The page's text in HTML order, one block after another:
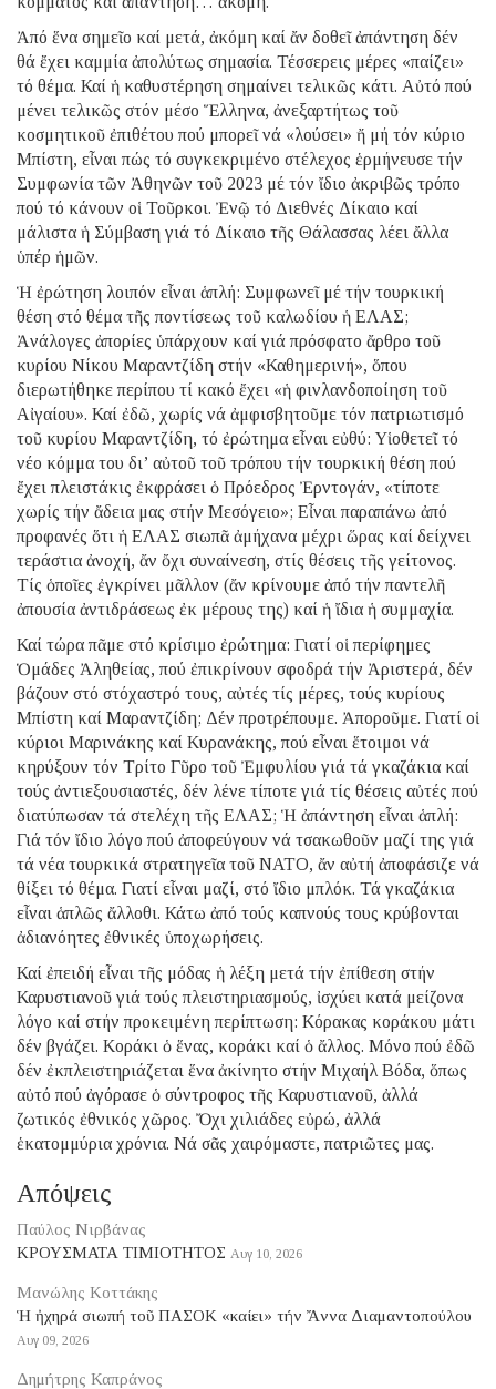
Ἀπό ἕνα σημεῖο καί μετά, ἀκόμη καί ἄν δοθεῖ ἀπάντηση δέν
θά ἔχει καμμία ἀπολύτως σημασία. Τέσσερεις μέρες «παίζει»
τό θέμα. Καί ἡ καθυστέρηση σημαίνει τελικῶς κάτι. Αὐτό πού
μένει τελικῶς στόν μέσο Ἕλληνα, ἀνεξαρτήτως τοῦ
κοσμητικοῦ ἐπιθέτου πού μπορεῖ νά «λούσει» ἤ μή τόν κύριο
Μπίστη, εἶναι πώς τό συγκεκριμένο στέλεχος ἑρμήνευσε τήν
Συμφωνία τῶν Ἀθηνῶν τοῦ 2023 μέ τόν ἴδιο ἀκριβῶς τρόπο
πού τό κάνουν οἱ Τοῦρκοι. Ἐνῷ τό Διεθνές Δίκαιο καί
μάλιστα ἡ Σύμβαση γιά τό Δίκαιο τῆς Θάλασσας λέει ἄλλα
ὑπέρ ἡμῶν.
Ἡ ἐρώτηση λοιπόν εἶναι ἁπλή: Συμφωνεῖ μέ τήν τουρκική
θέση στό θέμα τῆς ποντίσεως τοῦ καλωδίου ἡ ΕΛΑΣ;
Ἀνάλογες ἀπορίες ὑπάρχουν καί γιά πρόσφατο ἄρθρο τοῦ
κυρίου Νίκου Μαραντζίδη στήν «Καθημερινή», ὅπου
διερωτήθηκε περίπου τί κακό ἔχει «ἡ φινλανδοποίηση τοῦ
Αἰγαίου». Καί ἐδῶ, χωρίς νά ἀμφισβητοῦμε τόν πατριωτισμό
τοῦ κυρίου Μαραντζίδη, τό ἐρώτημα εἶναι εὐθύ: Υἱοθετεῖ τό
νέο κόμμα του δι’ αὐτοῦ τοῦ τρόπου τήν τουρκική θέση πού
ἔχει πλειστάκις ἐκφράσει ὁ Πρόεδρος Ἐρντογάν, «τίποτε
χωρίς τήν ἄδεια μας στήν Μεσόγειο»; Εἶναι παραπάνω ἀπό
προφανές ὅτι ἡ ΕΛΑΣ σιωπᾶ ἀμήχανα μέχρι ὥρας καί δείχνει
τεράστια ἀνοχή, ἄν ὄχι συναίνεση, στίς θέσεις τῆς γείτονος.
Τίς ὁποῖες ἐγκρίνει μᾶλλον (ἄν κρίνουμε ἀπό τήν παντελῆ
ἀπουσία ἀντιδράσεως ἐκ μέρους της) καί ἡ ἴδια ἡ συμμαχία.
Καί τώρα πᾶμε στό κρίσιμο ἐρώτημα: Γιατί οἱ περίφημες
Ὁμάδες Ἀληθείας, πού ἐπικρίνουν σφοδρά τήν Ἀριστερά, δέν
βάζουν στό στόχαστρό τους, αὐτές τίς μέρες, τούς κυρίους
Μπίστη καί Μαραντζίδη; Δέν προτρέπουμε. Ἀποροῦμε. Γιατί οἱ
κύριοι Μαρινάκης καί Κυρανάκης, πού εἶναι ἕτοιμοι νά
κηρύξουν τόν Τρίτο Γῦρο τοῦ Ἐμφυλίου γιά τά γκαζάκια καί
τούς ἀντιεξουσιαστές, δέν λένε τίποτε γιά τίς θέσεις αὐτές πού
διατύπωσαν τά στελέχη τῆς ΕΛΑΣ; Ἡ ἀπάντηση εἶναι ἁπλή:
Γιά τόν ἴδιο λόγο πού ἀποφεύγουν νά τσακωθοῦν μαζί της γιά
τά νέα τουρκικά στρατηγεῖα τοῦ ΝΑΤΟ, ἄν αὐτή ἀποφάσιζε νά
θίξει τό θέμα. Γιατί εἶναι μαζί, στό ἴδιο μπλόκ. Τά γκαζάκια
εἶναι ἁπλῶς ἄλλοθι. Κάτω ἀπό τούς καπνούς τους κρύβονται
ἀδιανόητες ἐθνικές ὑποχωρήσεις.
Καί ἐπειδή εἶναι τῆς μόδας ἡ λέξη μετά τήν ἐπίθεση στήν
Καρυστιανοῦ γιά τούς πλειστηριασμούς, ἰσχύει κατά μείζονα
λόγο καί στήν προκειμένη περίπτωση: Κόρακας κοράκου μάτι
δέν βγάζει. Κοράκι ὁ ἕνας, κοράκι καί ὁ ἄλλος. Μόνο πού ἐδῶ
δέν ἐκπλειστηριάζεται ἕνα ἀκίνητο στήν Μιχαήλ Βόδα, ὅπως
αὐτό πού ἀγόρασε ὁ σύντροφος τῆς Καρυστιανοῦ, ἀλλά
ζωτικός ἐθνικός χῶρος. Ὄχι χιλιάδες εὐρώ, ἀλλά
ἑκατομμύρια χρόνια. Νά σᾶς χαιρόμαστε, πατριῶτες μας.
Απόψεις
Παύλος Νιρβάνας
ΚΡΟΥΣΜΑΤΑ ΤΙΜΙΟΤΗΤΟΣ Αυγ 10, 2026
Μανώλης Κοττάκης
Ἡ ἠχηρά σιωπή τοῦ ΠΑΣΟΚ «καίει» τήν Ἄννα Διαμαντοπούλου
Αυγ 09, 2026
Δημήτρης Καπράνος